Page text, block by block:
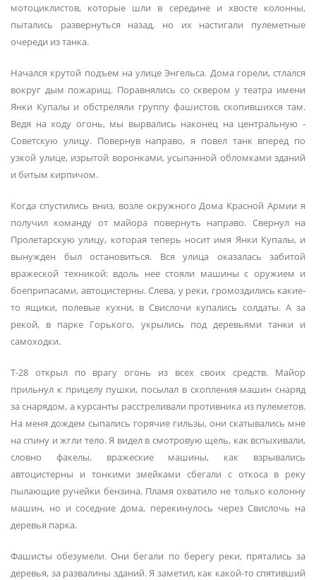
мотоциклистов, которые шли в середине и хвосте колонны,
пытались развернуться назад, но их настигали пулеметные
очереди из танка.
Начался крутой подъем на улице Энгельса. Дома горели, стлался
вокруг дым пожарищ. Поравнялись со сквером у театра имени
Янки Купалы и обстреляли группу фашистов, скопившихся там.
Ведя на ходу огонь, мы вырвались наконец на центральную -
Советскую улицу. Повернув направо, я повел танк вперед по
узкой улице, изрытой воронками, усыпанной обломками зданий
и битым кирпичом.
Когда спустились вниз, возле окружного Дома Красной Армии я
получил команду от майора повернуть направо. Свернул на
Пролетарскую улицу, которая теперь носит имя Янки Купалы, и
вынужден был остановиться. Вся улица оказалась забитой
вражеской техникой: вдоль нее стояли машины с оружием и
боеприпасами, автоцистерны. Слева, у реки, громоздились какие-
то ящики, полевые кухни, в Свислочи купались солдаты. А за
рекой, в парке Горького, укрылись под деревьями танки и
самоходки.
Т-28 открыл по врагу огонь из всех своих средств. Майор
прильнул к прицелу пушки, посылал в скопления машин снаряд
за снарядом, а курсанты расстреливали противника из пулеметов.
На меня дождем сыпались горячие гильзы, они скатывались мне
на спину и жгли тело. Я видел в смотровую щель, как вспыхивали,
словно факелы, вражеские машины, как взрывались
автоцистерны и тонкими змейками сбегали с откоса в реку
пылающие ручейки бензина. Пламя охватило не только колонну
машин, но и соседние дома, перекинулось через Свислочь на
деревья парка.
Фашисты обезумели. Они бегали по берегу реки, прятались за
деревья, за развалины зданий. Я заметил, как какой-то спятивший